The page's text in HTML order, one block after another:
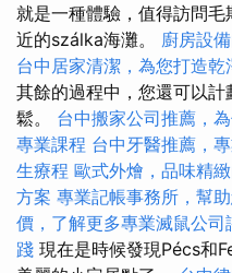
就是一種體驗，值得訪問
近的szálka海灘。 廚房設
台中居家清潔，為您打造乾
其餘的過程中，您還可以
鬆。 台中搬家公司推薦，
專業課程 台中牙醫推薦，
生療程 歐式外燴，品味精
方案 專業記帳事務所，幫
價，了解更多專業滅鼠公司
踐 現在是時候發現Pécs和